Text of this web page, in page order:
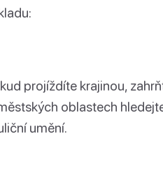
projíždíte krajinou,
oblastech
umění.